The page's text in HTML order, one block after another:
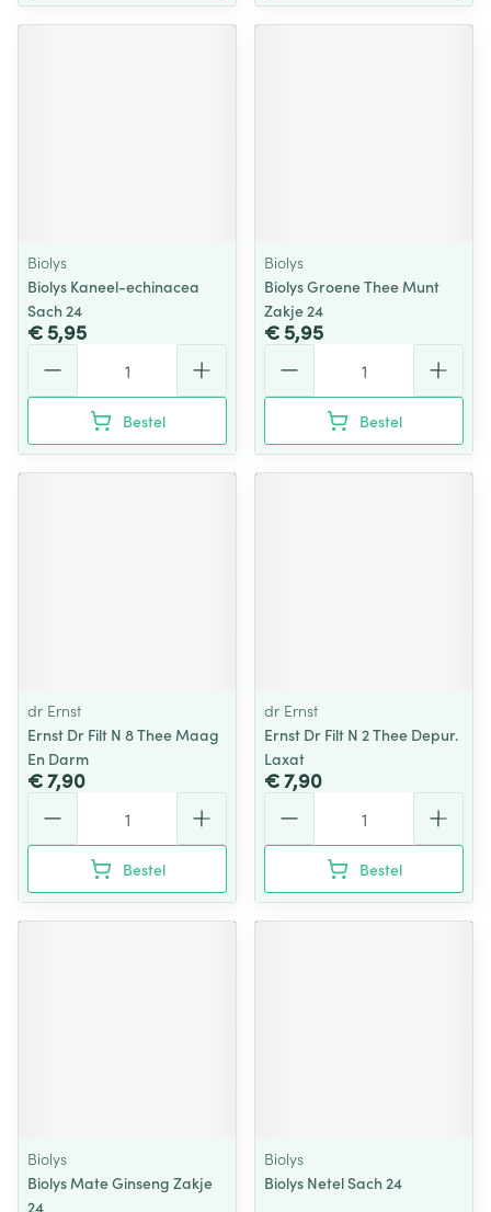
Biolys
Biolys Kaneel-echinacea
Sach 24
€ 5,95
Bestel
Biolys
Biolys Groene Thee Munt
Zakje 24
€ 5,95
Bestel
dr Ernst
Ernst Dr Filt N 8 Thee Maag
En Darm
€ 7,90
Bestel
dr Ernst
Ernst Dr Filt N 2 Thee Depur.
Laxat
€ 7,90
Bestel
Biolys
Biolys Mate Ginseng Zakje
24
Biolys
Biolys Netel Sach 24